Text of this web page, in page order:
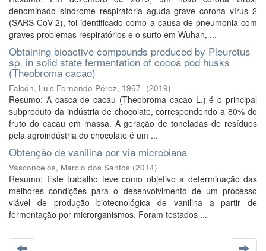
denominado síndrome respiratória aguda grave corona vírus 2
(SARS-CoV-2), foi identificado como a causa de pneumonia com
graves problemas respiratórios e o surto em Wuhan, ...
Obtaining bioactive compounds produced by Pleurotus
sp. in solid state fermentation of cocoa pod husks
(Theobroma cacao)
Falcón, Luis Fernando Pérez, 1967- (2019)
Resumo: A casca de cacau (Theobroma cacao L.) é o principal
subproduto da indústria de chocolate, correspondendo a 80% do
fruto do cacau em massa. A geração de toneladas de resíduos
pela agroindústria do chocolate é um ...
Obtenção de vanilina por via microbiana
Vasconcelos, Marcio dos Santos (2014)
Resumo: Este trabalho teve como objetivo a determinação das
melhores condições para o desenvolvimento de um processo
viável de produção biotecnológica de vanilina a partir de
fermentação por microrganismos. Foram testados ...